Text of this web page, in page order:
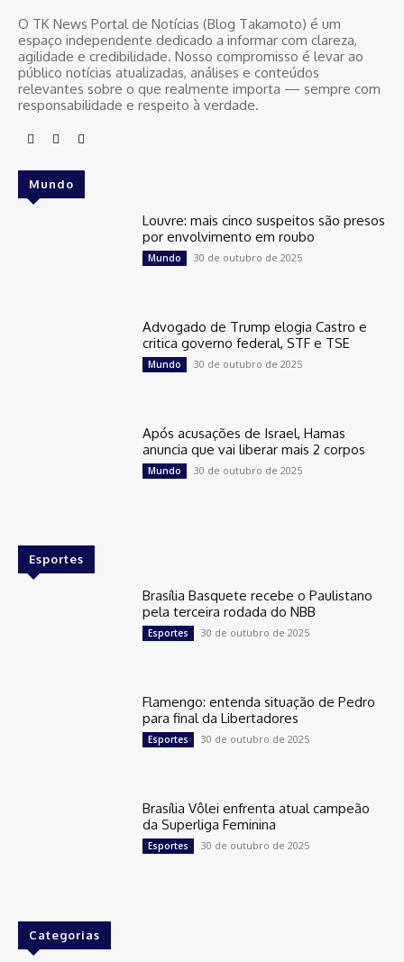
O TK News Portal de Notícias (Blog Takamoto) é um
espaço independente dedicado a informar com clareza,
agilidade e credibilidade. Nosso compromisso é levar ao
público notícias atualizadas, análises e conteúdos
relevantes sobre o que realmente importa — sempre com
responsabilidade e respeito à verdade.
Mundo
Louvre: mais cinco suspeitos são presos
por envolvimento em roubo
Mundo 30 de outubro de 2025
Advogado de Trump elogia Castro e
critica governo federal, STF e TSE
Mundo 30 de outubro de 2025
Após acusações de Israel, Hamas
anuncia que vai liberar mais 2 corpos
Mundo 30 de outubro de 2025
Esportes
Brasília Basquete recebe o Paulistano
pela terceira rodada do NBB
Esportes 30 de outubro de 2025
Flamengo: entenda situação de Pedro
para final da Libertadores
Esportes 30 de outubro de 2025
Brasília Vôlei enfrenta atual campeão
da Superliga Feminina
Esportes 30 de outubro de 2025
Categorias